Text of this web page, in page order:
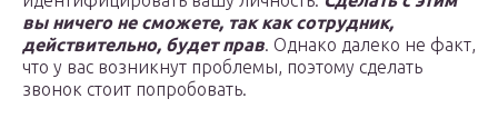
вы ничего не сможете, так как сотрудник,
действительно, будет прав. Однако далеко не факт,
что у вас возникнут проблемы, поэтому сделать
звонок стоит попробовать.